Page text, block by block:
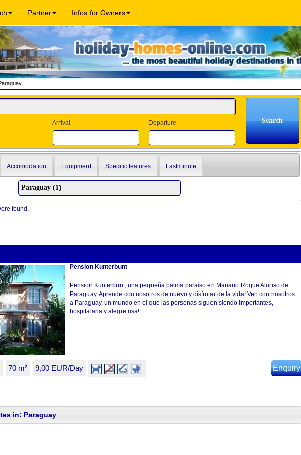
Partner Infos for Owners
Arrival Departure
Accomodation Equipment Specific features Lastminute
found.
Pension Kunterbunt
Pension Kunterbunt, una pequeña palma paraíso en Mariano Roque Alonso de
Paraguay. Aprende con nosotros de nuevo y disfrutar de la vida! Ven con nosotros
a Paraguay, un mundo en el que las personas siguen siendo importantes,
hospitalaria y alegre risa!
70 m² 9,00 EUR/Day Enquiry
in: Paraguay